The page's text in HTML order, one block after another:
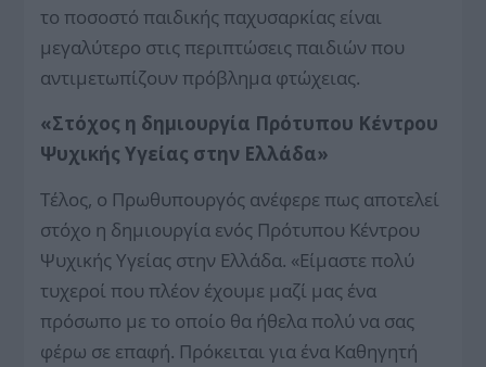
το ποσοστό παιδικής παχυσαρκίας είναι
μεγαλύτερο στις περιπτώσεις παιδιών που
αντιμετωπίζουν πρόβλημα φτώχειας.
«Στόχος η δημιουργία Πρότυπου Κέντρου
Ψυχικής Υγείας στην Ελλάδα»
Τέλος, ο Πρωθυπουργός ανέφερε πως αποτελεί
στόχο η δημιουργία ενός Πρότυπου Κέντρου
Ψυχικής Υγείας στην Ελλάδα. «Είμαστε πολύ
τυχεροί που πλέον έχουμε μαζί μας ένα
πρόσωπο με το οποίο θα ήθελα πολύ να σας
φέρω σε επαφή. Πρόκειται για ένα Καθηγητή